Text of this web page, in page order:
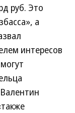
руб. Это
а
интересов